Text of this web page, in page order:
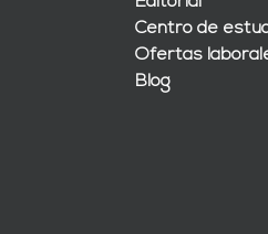
Centro de
Ofertas
Blog